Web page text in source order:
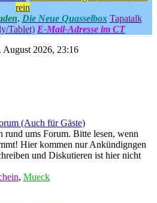
rein
. Die Neue Quasselbox Tapatalk
Tablet) E-Mail-Adresse im CT
2026, 23:16
(Auch für Gäste)
rund ums Forum. Bitte lesen, wenn
Hier kommen nur Ankündigngen
und Diskutieren ist hier nicht
, Mueck